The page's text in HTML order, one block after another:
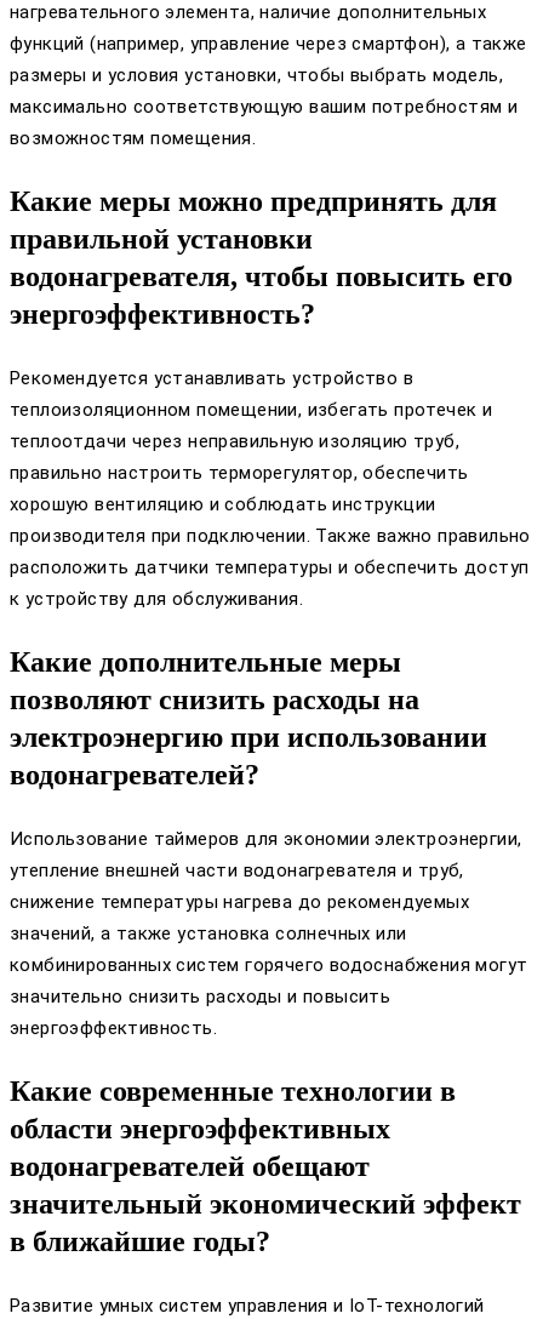
нагревательного элемента, наличие дополнительных
функций (например, управление через смартфон), а также
размеры и условия установки, чтобы выбрать модель,
максимально соответствующую вашим потребностям и
возможностям помещения.
Какие меры можно предпринять для
правильной установки
водонагревателя, чтобы повысить его
энергоэффективность?
Рекомендуется устанавливать устройство в
теплоизоляционном помещении, избегать протечек и
теплоотдачи через неправильную изоляцию труб,
правильно настроить терморегулятор, обеспечить
хорошую вентиляцию и соблюдать инструкции
производителя при подключении. Также важно правильно
расположить датчики температуры и обеспечить доступ
к устройству для обслуживания.
Какие дополнительные меры
позволяют снизить расходы на
электроэнергию при использовании
водонагревателей?
Использование таймеров для экономии электроэнергии,
утепление внешней части водонагревателя и труб,
снижение температуры нагрева до рекомендуемых
значений, а также установка солнечных или
комбинированных систем горячего водоснабжения могут
значительно снизить расходы и повысить
энергоэффективность.
Какие современные технологии в
области энергоэффективных
водонагревателей обещают
значительный экономический эффект
в ближайшие годы?
Развитие умных систем управления и IoT-технологий